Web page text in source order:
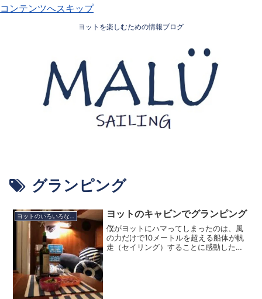
コンテンツへスキップ
ヨットを楽しむための情報ブログ
グランピング
ヨットのいろいろな楽しみ方 ヨットのキャビンでグランピング
僕がヨットにハマってしまったのは、風
の力だけで10メートルを超える船体が帆
走（セイリング）することに感動したこ